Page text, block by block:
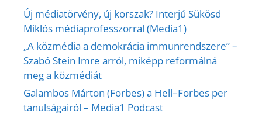
Új médiatörvény, új korszak? Interjú Sükösd
Miklós médiaprofesszorral (Media1)
„A közmédia a demokrácia immunrendszere” –
Szabó Stein Imre arról, miképp reformálná
meg a közmédiát
Galambos Márton (Forbes) a Hell–Forbes per
tanulságairól – Media1 Podcast